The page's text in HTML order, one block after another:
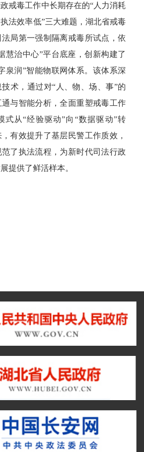
戒毒工作中长期存在的“人力消耗
法效率低”三大难题，湖北省戒毒
局第一强制隔离戒毒所试点，依
慧治中心”平台底座，创新构建了
泉润”智能物联网体系。该体系深
术，通过对“人、物、场、事”的
与智能分析，全面重塑戒毒工作
式从“经验驱动”向“数据驱动”转
有效提升了基层民警工作质效，
了执法流程，为新时代司法行政
提供了鲜活样本。